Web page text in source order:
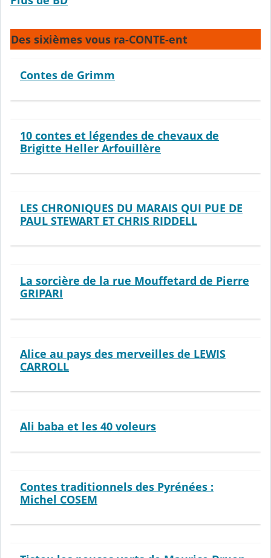
Des sixièmes vous ra-CONTE-ent
Contes de Grimm
10 contes et légendes de chevaux de
Brigitte Heller Arfouillère
LES CHRONIQUES DU MARAIS QUI PUE DE
PAUL STEWART ET CHRIS RIDDELL
La sorcière de la rue Mouffetard de Pierre
GRIPARI
Alice au pays des merveilles de LEWIS
CARROLL
Ali baba et les 40 voleurs
Contes traditionnels des Pyrénées :
Michel COSEM